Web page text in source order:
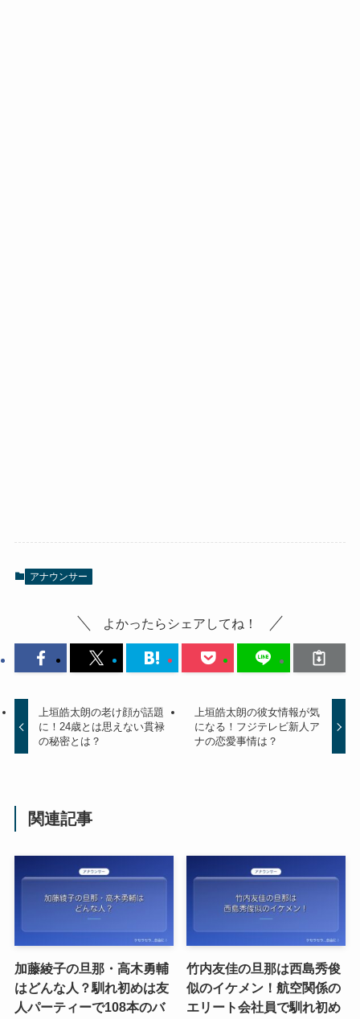
アナウンサー
よかったらシェアしてね！
上垣皓太朗の老け顔が話題
に！24歳とは思えない貫禄
の秘密とは？
上垣皓太朗の彼女情報が気
になる！フジテレビ新人ア
ナの恋愛事情は？
関連記事
加藤綾子の旦那・高木勇輔
はどんな人？馴れ初めは友
人パーティーで108本のバ
竹内友佳の旦那は西島秀俊
似のイケメン！航空関係の
エリート会社員で馴れ初め